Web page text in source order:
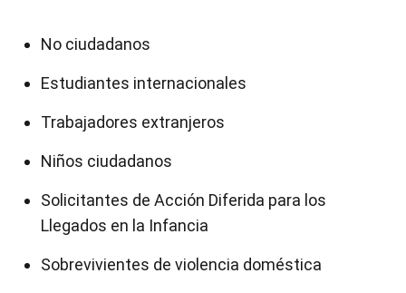
No ciudadanos
Estudiantes internacionales
Trabajadores extranjeros
Niños ciudadanos
Solicitantes de Acción Diferida para los
Llegados en la Infancia
Sobrevivientes de violencia doméstica